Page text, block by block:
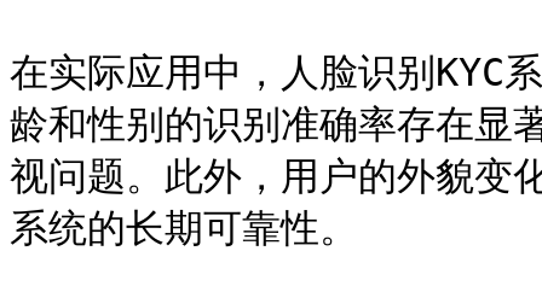
在实际应用中，人脸识别KYC
龄和性别的识别准确率存在显
视问题。此外，用户的外貌变
系统的长期可靠性。